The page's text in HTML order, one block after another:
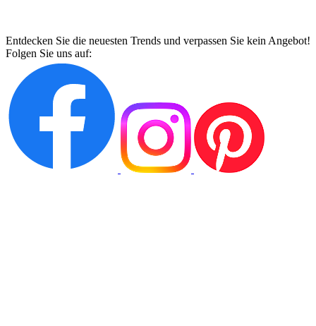
Entdecken Sie die neuesten Trends und verpassen Sie kein Angebot!
Folgen Sie uns auf: